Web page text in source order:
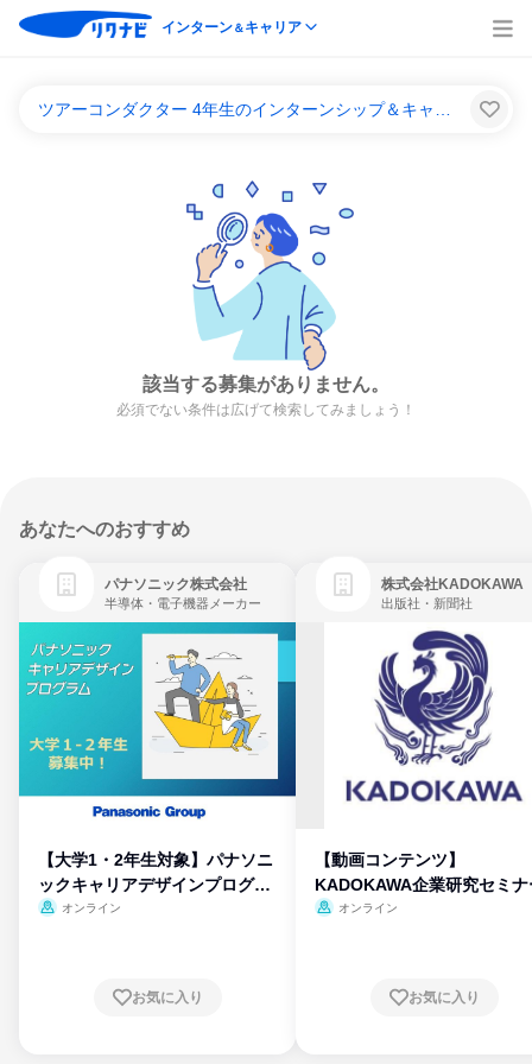
インターン＆キャリア
該当する募集がありません。
必須でない条件は広げて検索してみましょう！
あなたへのおすすめ
パナソニック株式会社
半導体・電子機器メーカー
【大学1・2年生対象】パナソニ
ックキャリアデザインプログラ
ム
オンライン
お気に入り
株式会社KADOKAWA
出版社・新聞社
【動画コンテンツ】
KADOKAWA企業研究セミナ
オンライン
お気に入り